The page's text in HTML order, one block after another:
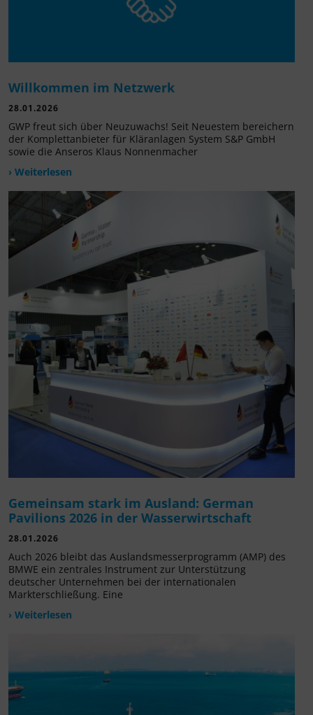
Willkommen im Netzwerk
28.01.2026
GWP freut sich über Neuzuwachs! Seit Neuestem bereichern
der Komplettanbieter für Kläranlagen System S&P GmbH
sowie die Anseros Klaus Nonnenmacher
› Weiterlesen
Gemeinsam stark im Ausland: German
Pavilions 2026 in der Wasserwirtschaft
28.01.2026
Auch 2026 bleibt das Auslandsmesserprogramm (AMP) des
BMWE ein zentrales Instrument zur Unterstützung
deutscher Unternehmen bei der internationalen
Markterschließung. Eine
› Weiterlesen